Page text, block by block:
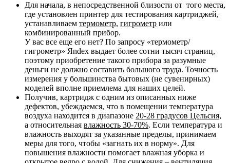
Для начала, в непосредственной близости от того места,
где установлен принтер для тестирования картриджей,
устанавливаем термометр, гигрометр или
комбинированный прибор.
У вас все еще его нет? По запросу «термометр/
гигрометр» Яndex выдает более сотни тысяч страниц,
поэтому приобретение такого прибора за разумные
деньги не должно составить большого труда. Точность
измерения у большинства бытовых (не сувенирных)
моделей вполне приемлема для наших целей.
Получив, картридж с одним из описанных ниже
дефектов, убеждаемся, что в помещении температура
воздуха находится в диапазоне 20-28 градусов Цельсия,
а относительная влажность 30-70%. Если температура и
влажность выходят за указанные пределы, принимаем
меры для того, чтобы «загнать их в норму». Для
повышения влажности помогает влажная уборка и